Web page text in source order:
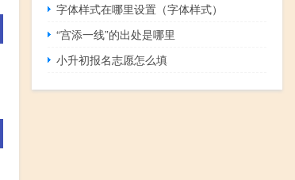
字体样式在哪里设置（字体样式）
“宫添一线”的出处是哪里
小升初报名志愿怎么填